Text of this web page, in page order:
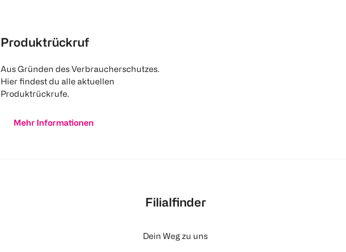
Produktrückruf
Aus Gründen des Verbraucherschutzes.
Hier findest du alle aktuellen
Produktrückrufe.
Mehr Informationen
Filialfinder
Dein Weg zu uns